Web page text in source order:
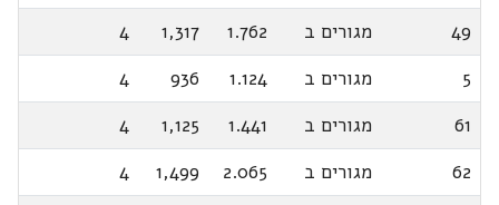
49
מגורים ב 1.762
1,317
4
5
מגורים ב 1.124
936
4
61
מגורים ב 1.441
1,125
4
62
מגורים ב 2.065
1,499
4